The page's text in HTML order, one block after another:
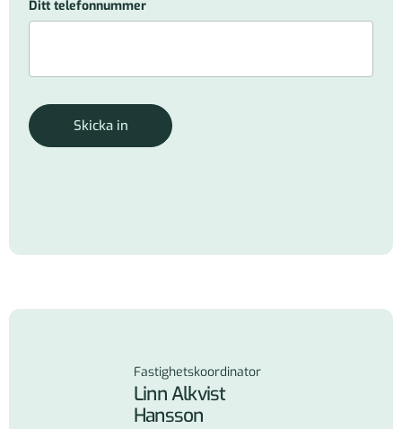
Ditt telefonnummer
Skicka in
Fastighetskoordinator
Linn Alkvist
Hansson